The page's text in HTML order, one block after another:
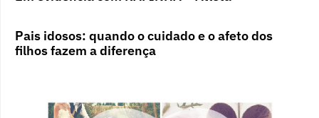
Pais idosos: quando o cuidado e o afeto dos
filhos fazem a diferença